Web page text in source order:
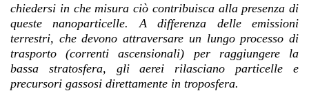
chiedersi in che misura ciò contribuisca alla presenza di
queste nanoparticelle. A differenza delle emissioni
terrestri, che devono attraversare un lungo processo di
trasporto (correnti ascensionali) per raggiungere la
bassa stratosfera, gli aerei rilasciano particelle e
precursori gassosi direttamente in troposfera.